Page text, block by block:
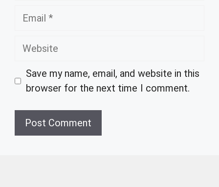
Email
Website
Save my name, email, and website in this
browser for the next time I comment.